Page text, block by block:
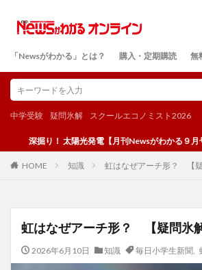
「Newsがわかる」とは？ 購入・定期購読 無
中学受験 疑問氷解 スクールエコノミスト2026
！ 太陽光発電【月刊Newsがわかる９月号】
HOME 知識 虹はなぜアーチ形？ 【疑
虹はなぜアーチ形？ 【疑問氷解
2026年6月10日 知識 毎日小学生新聞
検索